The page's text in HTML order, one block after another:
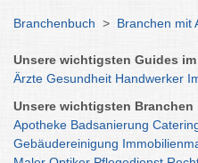
Branchenbuch > Branchen mit
Unsere wichtigsten Guides
Ärzte Gesundheit Handwerker
Unsere wichtigsten Branchen
Apotheke Badsanierung
Gebäudereinigung